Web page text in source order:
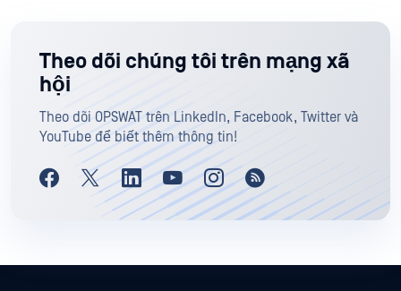
Theo dõi chúng tôi trên mạng xã
hội
Theo dõi OPSWAT trên LinkedIn, Facebook, Twitter và
YouTube để biết thêm thông tin!